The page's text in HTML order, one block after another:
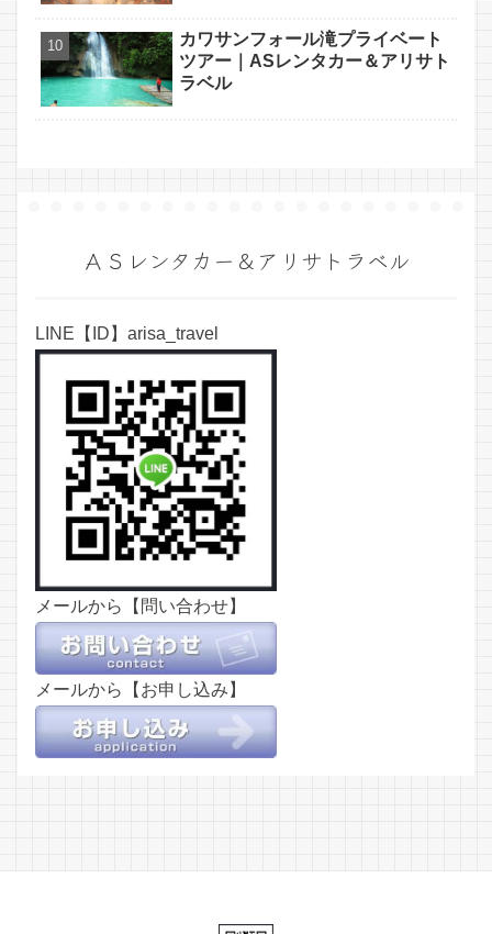
カワサンフォール滝プライベート
ツアー｜ASレンタカー＆アリサト
ラベル
ＡＳレンタカー＆アリサトラベル
LINE【ID】arisa_travel
メールから【問い合わせ】
メールから【お申し込み】